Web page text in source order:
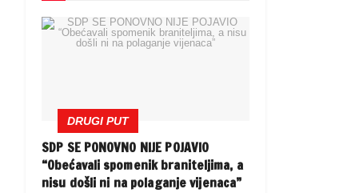
DRUGI PUT
SDP SE PONOVNO NIJE POJAVIO
“Obećavali spomenik braniteljima, a
nisu došli ni na polaganje vijenaca”